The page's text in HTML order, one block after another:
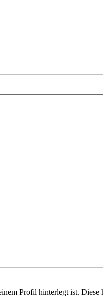
Profil hinterlegt ist.